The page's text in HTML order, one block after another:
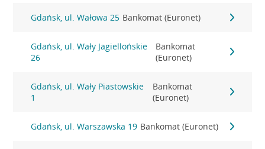
Gdańsk, ul. Wałowa 25 Bankomat (Euronet)
Gdańsk, ul. Wały Jagiellońskie
26
Bankomat
(Euronet)
Gdańsk, ul. Wały Piastowskie
1
Bankomat
(Euronet)
Gdańsk, ul. Warszawska 19 Bankomat (Euronet)